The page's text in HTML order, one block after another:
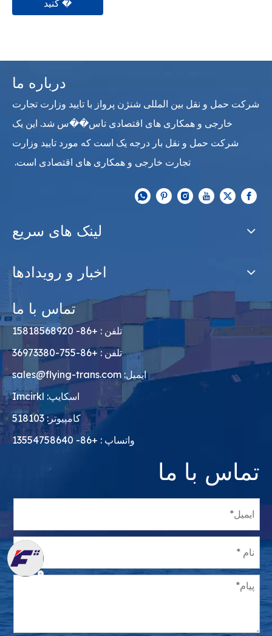
� کنید
درباره ما
شرکت حمل و نقل بین المللی شنژن پرواز با تایید وزارت تجارت
خارجی و همکاری های اقتصادی تاس��س شد. این یک
شرکت حمل و نقل بار درجه یک است که مورد تایید وزارت
تجارت خارجی و همکاری های اقتصادی است.
لینک های سریع
اخبار و رویدادها
تماس با ما
تلفن : +86- 15818568920
تلفن : +86-755-36973380
ایمیل: sales@flying-trans.com
اسکایپ: Imcirkl
کامپیوتر: 518103
واتساپ : +86- 13554758640
تماس با ما